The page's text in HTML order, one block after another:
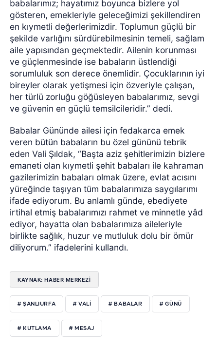
babalarımız; hayatımız boyunca bizlere yol
gösteren, emekleriyle geleceğimizi şekillendiren
en kıymetli değerlerimizdir. Toplumun güçlü bir
şekilde varlığını sürdürebilmesinin temeli, sağlam
aile yapısından geçmektedir. Ailenin korunması
ve güçlenmesinde ise babaların üstlendiği
sorumluluk son derece önemlidir. Çocuklarının iyi
bireyler olarak yetişmesi için özveriyle çalışan,
her türlü zorluğu göğüsleyen babalarımız, sevgi
ve güvenin en güçlü temsilcileridir.” dedi.
Babalar Gününde ailesi için fedakarca emek
veren bütün babaların bu özel gününü tebrik
eden Vali Şıldak, “Başta aziz şehitlerimizin bizlere
emaneti olan kıymetli şehit babaları ile kahraman
gazilerimizin babaları olmak üzere, evlat acısını
yüreğinde taşıyan tüm babalarımıza saygılarımı
ifade ediyorum. Bu anlamlı günde, ebediyete
irtihal etmiş babalarımızı rahmet ve minnetle yâd
ediyor, hayatta olan babalarımıza aileleriyle
birlikte sağlık, huzur ve mutluluk dolu bir ömür
diliyorum.” ifadelerini kullandı.
KAYNAK: HABER MERKEZİ
# ŞANLIURFA # VALİ # BABALAR # GÜNÜ
# KUTLAMA # MESAJ